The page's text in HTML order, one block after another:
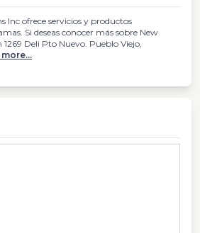
Inc ofrece servicios y productos
Si deseas conocer más sobre New
Deli Pto Nuevo. Pueblo Viejo,
more...